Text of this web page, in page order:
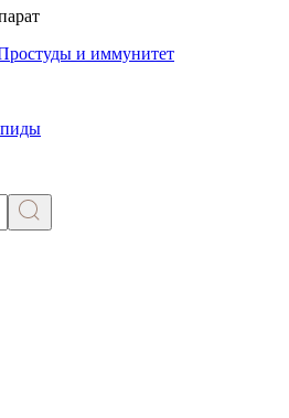
и иммунитет